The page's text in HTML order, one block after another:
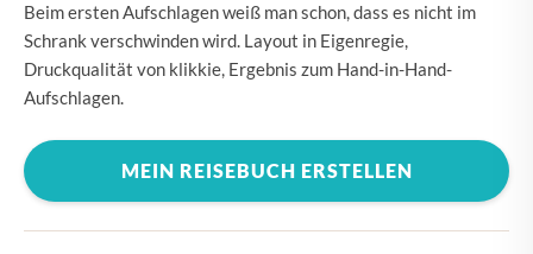
Beim ersten Aufschlagen weiß man schon, dass es nicht im
Schrank verschwinden wird. Layout in Eigenregie,
Druckqualität von klikkie, Ergebnis zum Hand-in-Hand-
Aufschlagen.
MEIN REISEBUCH ERSTELLEN